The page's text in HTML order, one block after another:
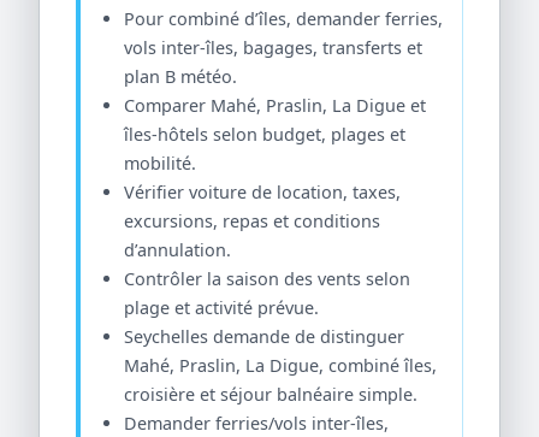
Pour combiné d’îles, demander ferries,
vols inter-îles, bagages, transferts et
plan B météo.
Comparer Mahé, Praslin, La Digue et
îles-hôtels selon budget, plages et
mobilité.
Vérifier voiture de location, taxes,
excursions, repas et conditions
d’annulation.
Contrôler la saison des vents selon
plage et activité prévue.
Seychelles demande de distinguer
Mahé, Praslin, La Digue, combiné îles,
croisière et séjour balnéaire simple.
Demander ferries/vols inter-îles,